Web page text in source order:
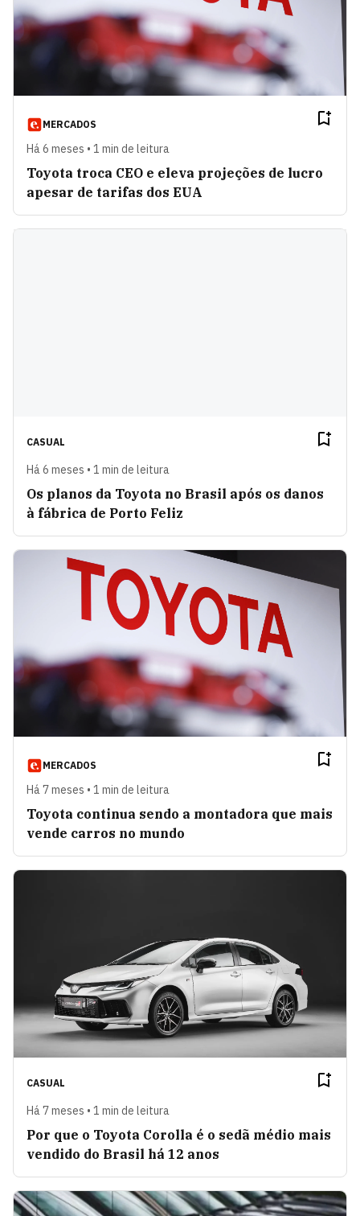
MERCADOS
Há 6 meses • 1 min de leitura
Toyota troca CEO e eleva projeções de lucro
apesar de tarifas dos EUA
CASUAL
Há 6 meses • 1 min de leitura
Os planos da Toyota no Brasil após os danos
à fábrica de Porto Feliz
MERCADOS
Há 7 meses • 1 min de leitura
Toyota continua sendo a montadora que mais
vende carros no mundo
CASUAL
Há 7 meses • 1 min de leitura
Por que o Toyota Corolla é o sedã médio mais
vendido do Brasil há 12 anos